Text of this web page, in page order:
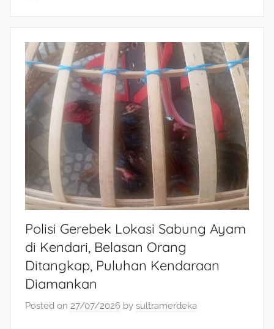
Polisi Gerebek Lokasi Sabung Ayam
di Kendari, Belasan Orang
Ditangkap, Puluhan Kendaraan
Diamankan
Posted on 27/07/2026 by sultramerdeka